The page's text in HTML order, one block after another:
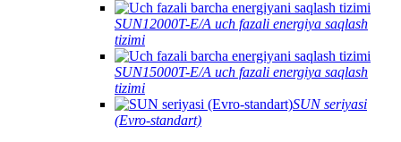
SUN12000T-E/A uch fazali energiya saqlash
tizimi
SUN15000T-E/A uch fazali energiya saqlash
tizimi
SUN seriyasi
(Evro-standart)